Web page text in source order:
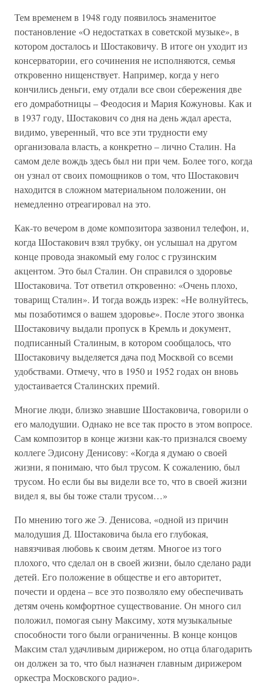
Тем временем в 1948 году появилось знаменитое
постановление «О недостатках в советской музыке», в
котором досталось и Шостаковичу. В итоге он уходит из
консерватории, его сочинения не исполняются, семья
откровенно нищенствует. Например, когда у него
кончились деньги, ему отдали все свои сбережения две
его домработницы – Феодосия и Мария Кожуновы. Как и
в 1937 году, Шостакович со дня на день ждал ареста,
видимо, уверенный, что все эти трудности ему
организовала власть, а конкретно – лично Сталин. На
самом деле вождь здесь был ни при чем. Более того, когда
он узнал от своих помощников о том, что Шостакович
находится в сложном материальном положении, он
немедленно отреагировал на это.
Как-то вечером в доме композитора зазвонил телефон, и,
когда Шостакович взял трубку, он услышал на другом
конце провода знакомый ему голос с грузинским
акцентом. Это был Сталин. Он справился о здоровье
Шостаковича. Тот ответил откровенно: «Очень плохо,
товарищ Сталин». И тогда вождь изрек: «Не волнуйтесь,
мы позаботимся о вашем здоровье». После этого звонка
Шостаковичу выдали пропуск в Кремль и документ,
подписанный Сталиным, в котором сообщалось, что
Шостаковичу выделяется дача под Москвой со всеми
удобствами. Отмечу, что в 1950 и 1952 годах он вновь
удостаивается Сталинских премий.
Многие люди, близко знавшие Шостаковича, говорили о
его малодушии. Однако не все так просто в этом вопросе.
Сам композитор в конце жизни как-то признался своему
коллеге Эдисону Денисову: «Когда я думаю о своей
жизни, я понимаю, что был трусом. К сожалению, был
трусом. Но если бы вы видели все то, что в своей жизни
видел я, вы бы тоже стали трусом…»
По мнению того же Э. Денисова, «одной из причин
малодушия Д. Шостаковича была его глубокая,
навязчивая любовь к своим детям. Многое из того
плохого, что сделал он в своей жизни, было сделано ради
детей. Его положение в обществе и его авторитет,
почести и ордена – все это позволяло ему обеспечивать
детям очень комфортное существование. Он много сил
положил, помогая сыну Максиму, хотя музыкальные
способности того были ограниченны. В конце концов
Максим стал удачливым дирижером, но отца благодарить
он должен за то, что был назначен главным дирижером
оркестра Московского радио».